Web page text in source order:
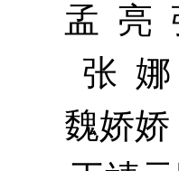
孟 亮
张 娜
魏娇